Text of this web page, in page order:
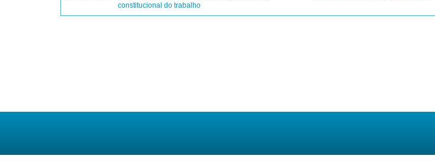
constitucional do trabalho